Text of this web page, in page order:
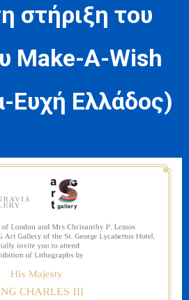
στήριξη του
Make-A-Wish
Ευχή Ελλάδος)